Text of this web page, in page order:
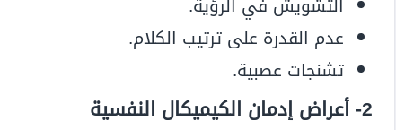
عدم القدرة على ترتيب الكلام.
تشنجات عصبية.
2- أعراض إدمان الكيميكال النفسية